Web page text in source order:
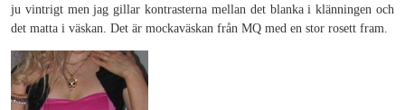
ju vintrigt men jag gillar kontrasterna mellan det blanka i klänningen och
det matta i väskan. Det är mockaväskan från MQ med en stor rosett fram.